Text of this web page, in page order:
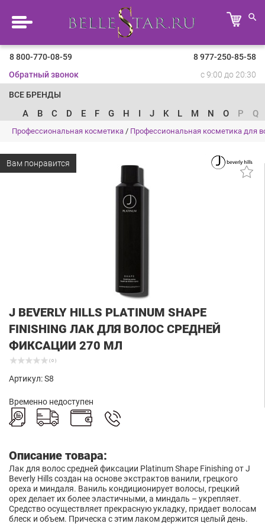
8 800-770-08-59
8 977-250-85-58
Обратный звонок
с 9:00 до 20:30
ВСЕ БРЕНДЫ
A B C D E F G H I J K L M N O P Q
Профессиональная косметика / Профессиональная косметика для
Вам понравится
J BEVERLY HILLS PLATINUM SHAPE
FINISHING ЛАК ДЛЯ ВОЛОС СРЕДНЕЙ
ФИКСАЦИИ 270 МЛ
( 0 )
Артикул: S8
Временно недоступен
Описание товара:
Лак для волос средней фиксации Platinum Shape Finishing от J
Beverly Hills создан на основе экстрактов ванили, грецкого
ореха и миндаля. Ваниль кондиционирует волосы, грецкий
орех делает их более эластичными, а миндаль – укрепляет.
Средство осуществляет прекрасную укладку, придает волосам
блеск и объем. Прическа с этим лаком держится целый день.